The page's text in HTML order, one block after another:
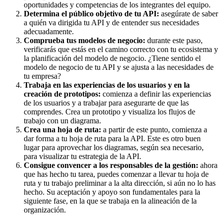
oportunidades y competencias de los integrantes del equipo.
Determina el público objetivo de tu API: asegúrate de saber
a quién va dirigida tu API y de entender sus necesidades
adecuadamente.
Comprueba tus modelos de negocio: durante este paso,
verificarás que estás en el camino correcto con tu ecosistema y
la planificación del modelo de negocio. ¿Tiene sentido el
modelo de negocio de tu API y se ajusta a las necesidades de
tu empresa?
Trabaja en las experiencias de los usuarios y en la
creación de prototipos: comienza a definir las experiencias
de los usuarios y a trabajar para asegurarte de que las
comprendes. Crea un prototipo y visualiza los flujos de
trabajo con un diagrama.
Crea una hoja de ruta: a partir de este punto, comienza a
dar forma a tu hoja de ruta para la API. Este es otro buen
lugar para aprovechar los diagramas, según sea necesario,
para visualizar tu estrategia de la API.
Consigue convencer a los responsables de la gestión: ahora
que has hecho tu tarea, puedes comenzar a llevar tu hoja de
ruta y tu trabajo preliminar a la alta dirección, si aún no lo has
hecho. Su aceptación y apoyo son fundamentales para la
siguiente fase, en la que se trabaja en la alineación de la
organización.